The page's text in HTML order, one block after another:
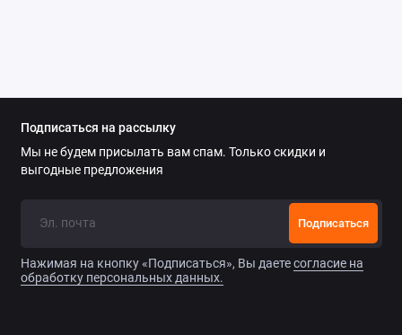
Changan
Chery
Chevrolet
Chrysler
Citroen
Подписаться на рассылку
Мы не будем присылать вам спам. Только скидки и
выгодные предложения
Подписаться
Нажимая на кнопку «Подписаться», Вы даетесогласие на
обработку персональных данных.